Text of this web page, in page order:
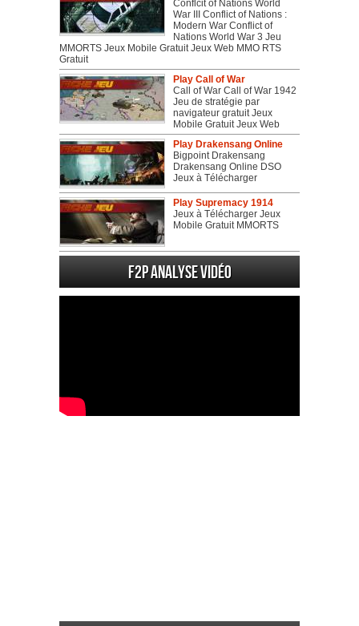
Conflcit of Nations World
War III Conflict of Nations :
Modern War Conflict of
Nations World War 3 Jeu
MMORTS Jeux Mobile Gratuit Jeux Web MMO RTS
Gratuit
Play Call of War
Call of War Call of War 1942
Jeu de stratégie par
navigateur gratuit Jeux
Mobile Gratuit Jeux Web
Play Drakensang Online
Bigpoint Drakensang
Drakensang Online DSO
Jeux à Télécharger
Play Supremacy 1914
Jeux à Télécharger Jeux
Mobile Gratuit MMORTS
F2P Analyse vidéo